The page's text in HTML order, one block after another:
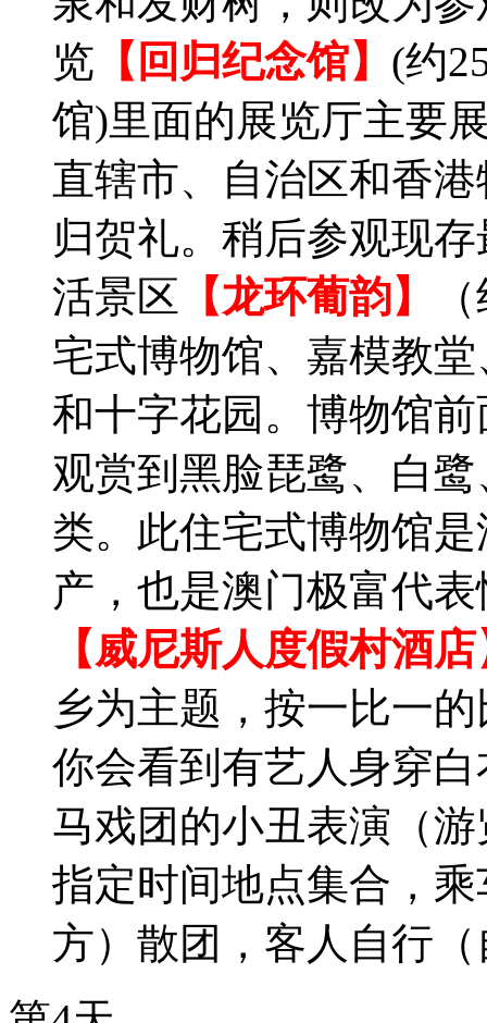
览 【回归纪念馆】 (约
馆)里面的展览厅主要
直辖市、自治区和香
归贺礼。稍后参观现
活景区 【龙环葡韵】
宅式博物馆、嘉模教
和十字花园。博物馆
观赏到黑脸琵鹭、白
类。此住宅式博物馆
产，也是澳门极富代
【威尼斯人度假村酒
乡为主题，按一比一
你会看到有艺人身穿
马戏团的小丑表演（
指定时间地点集合，
方）散团，客人自行